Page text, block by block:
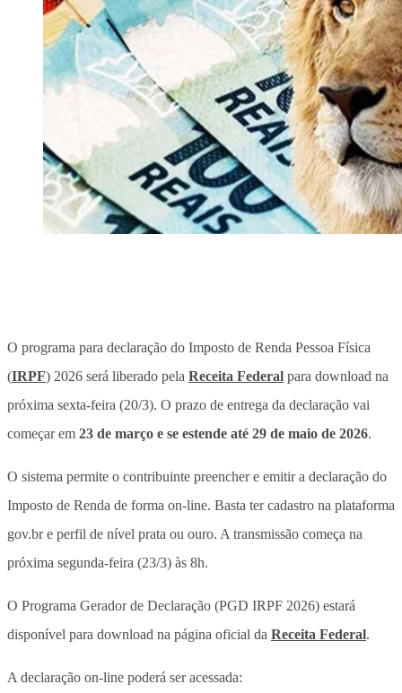
O programa para declaração do Imposto de Renda Pessoa Física
(IRPF) 2026 será liberado pela Receita Federal para download na
próxima sexta-feira (20/3). O prazo de entrega da declaração vai
começar em 23 de março e se estende até 29 de maio de 2026.
O sistema permite o contribuinte preencher e emitir a declaração do
Imposto de Renda de forma on-line. Basta ter cadastro na plataforma
gov.br e perfil de nível prata ou ouro. A transmissão começa na
próxima segunda-feira (23/3) às 8h.
O Programa Gerador de Declaração (PGD IRPF 2026) estará
disponível para download na página oficial da Receita Federal.
A declaração on-line poderá ser acessada: